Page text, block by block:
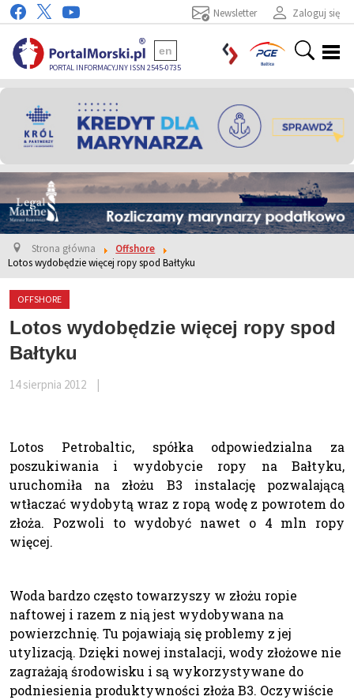
Zaloguj się
Newsletter
PORTAL INFORMACYJNY ISSN 2545-0735
en
Strona główna
Offshore
Lotos wydobędzie więcej ropy spod Bałtyku
OFFSHORE
Lotos wydobędzie więcej ropy spod
Bałtyku
14 sierpnia 2012
Lotos Petrobaltic, spółka odpowiedzialna za
poszukiwania i wydobycie ropy na Bałtyku,
uruchomiła na złożu B3 instalację pozwalającą
wtłaczać wydobytą wraz z ropą wodę z powrotem do
złoża. Pozwoli to wydobyć nawet o 4 mln ropy
więcej.
Woda bardzo często towarzyszy w złożu ropie
naftowej i razem z nią jest wydobywana na
powierzchnię. Tu pojawiają się problemy z jej
utylizacją. Dzięki nowej instalacji, wody złożowe nie
zagrażają środowisku i są wykorzystywane do
podniesienia produktywności złoża B3. Oczywiście